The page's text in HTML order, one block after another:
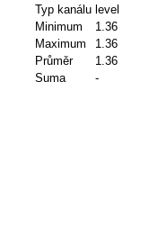
Typ kanálu level
Minimum
1.36
Maximum
1.36
Průměr
1.36
Suma
-